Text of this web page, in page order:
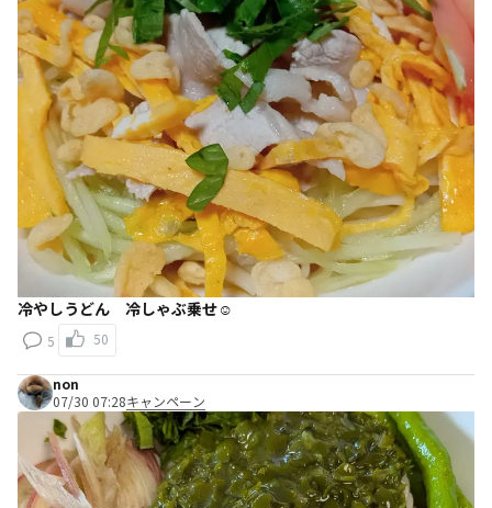
冷やしうどん 冷しゃぶ乗せ☺️
5 50
non
07/30 07:28キャンペーン